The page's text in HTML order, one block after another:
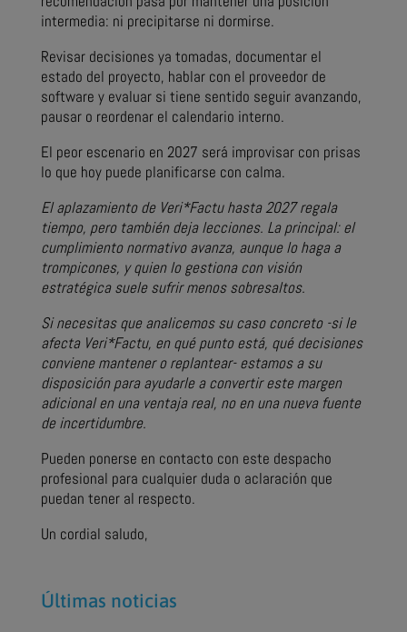
intermedia: ni precipitarse ni dormirse.
Revisar decisiones ya tomadas, documentar el
estado del proyecto, hablar con el proveedor de
software y evaluar si tiene sentido seguir avanzando,
pausar o reordenar el calendario interno.
El peor escenario en 2027 será improvisar con prisas
lo que hoy puede planificarse con calma.
El aplazamiento de Veri*Factu hasta 2027 regala
tiempo, pero también deja lecciones. La principal: el
cumplimiento normativo avanza, aunque lo haga a
trompicones, y quien lo gestiona con visión
estratégica suele sufrir menos sobresaltos.
Si necesitas que analicemos su caso concreto -si le
afecta Veri*Factu, en qué punto está, qué decisiones
conviene mantener o replantear- estamos a su
disposición para ayudarle a convertir este margen
adicional en una ventaja real, no en una nueva fuente
de incertidumbre.
Pueden ponerse en contacto con este despacho
profesional para cualquier duda o aclaración que
puedan tener al respecto.
Un cordial saludo,
Últimas noticias